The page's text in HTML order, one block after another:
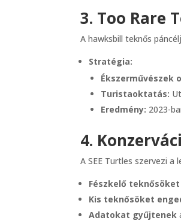
3. Too Rare
A hawksbill teknős
Stratégia:
Ékszerművészek
Turistaoktatás:
Eredmény: 2023-
4.
A SEE Turtles szervezi
Fészkelő
Kis teknősöket
Adatokat gyűjtenek